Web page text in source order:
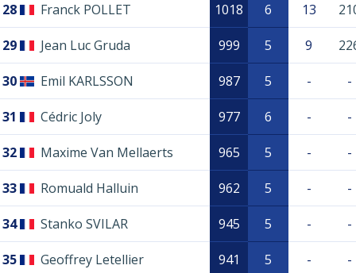
28 Franck POLLET 1018 6 13
29 Jean Luc Gruda 999 5 9
30 Emil KARLSSON 987 5 - -
31 Cédric Joly 977 6 - -
32 Maxime Van Mellaerts 965 5 - -
33 Romuald Halluin 962 5 - -
34 Stanko SVILAR 945 5 - -
35 Geoffrey Letellier 941 5 - -